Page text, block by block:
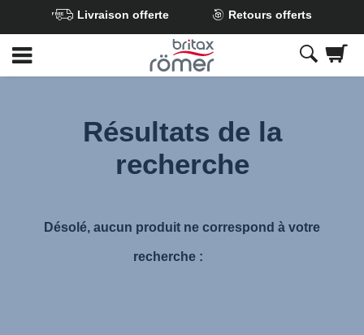
au
contenu
Livraison offerte Retours offerts
Résultats de la
recherche
Désolé, aucun produit ne correspond à votre
recherche :